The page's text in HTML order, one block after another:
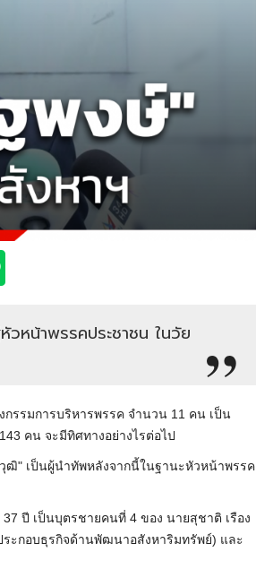
หน้าพรรคประชาชน ในวัย
รรมการบริหารพรรค จำนวน 11 คน เป็น
คน จะมีทิศทางอย่างไรต่อไป
ฒิ" เป็นผู้นำทัพหลังจากนี้ในฐานะหัวหน้าพรรค
ปี เป็นบุตรชายคนที่ 4 ของ นายสุชาติ เรือง
ะกอบธุรกิจด้านพัฒนาอสังหาริมทรัพย์) และ